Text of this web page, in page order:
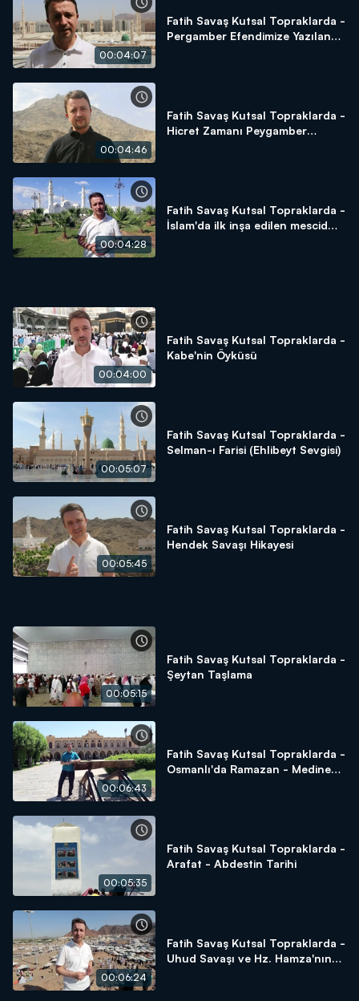
00:04:07
Fatih Savaş Kutsal Topraklarda -
Pergamber Efendimize Yazılan
00:04:46
Fatih Savaş Kutsal Topraklarda -
Hicret Zamanı Peygamber
00:04:28
Fatih Savaş Kutsal Topraklarda -
İslam'da ilk inşa edilen mescid
00:04:00
Fatih Savaş Kutsal Topraklarda -
Kabe'nin Öyküsü
00:05:07
Fatih Savaş Kutsal Topraklarda -
Selman-ı Farisi (Ehlibeyt Sevgisi)
00:05:45
Fatih Savaş Kutsal Topraklarda -
Hendek Savaşı Hikayesi
00:05:15
Fatih Savaş Kutsal Topraklarda -
Şeytan Taşlama
00:06:43
Fatih Savaş Kutsal Topraklarda -
Osmanlı'da Ramazan - Medine
00:05:35
Fatih Savaş Kutsal Topraklarda -
Arafat - Abdestin Tarihi
00:06:24
Fatih Savaş Kutsal Topraklarda -
Uhud Savaşı ve Hz. Hamza'nın